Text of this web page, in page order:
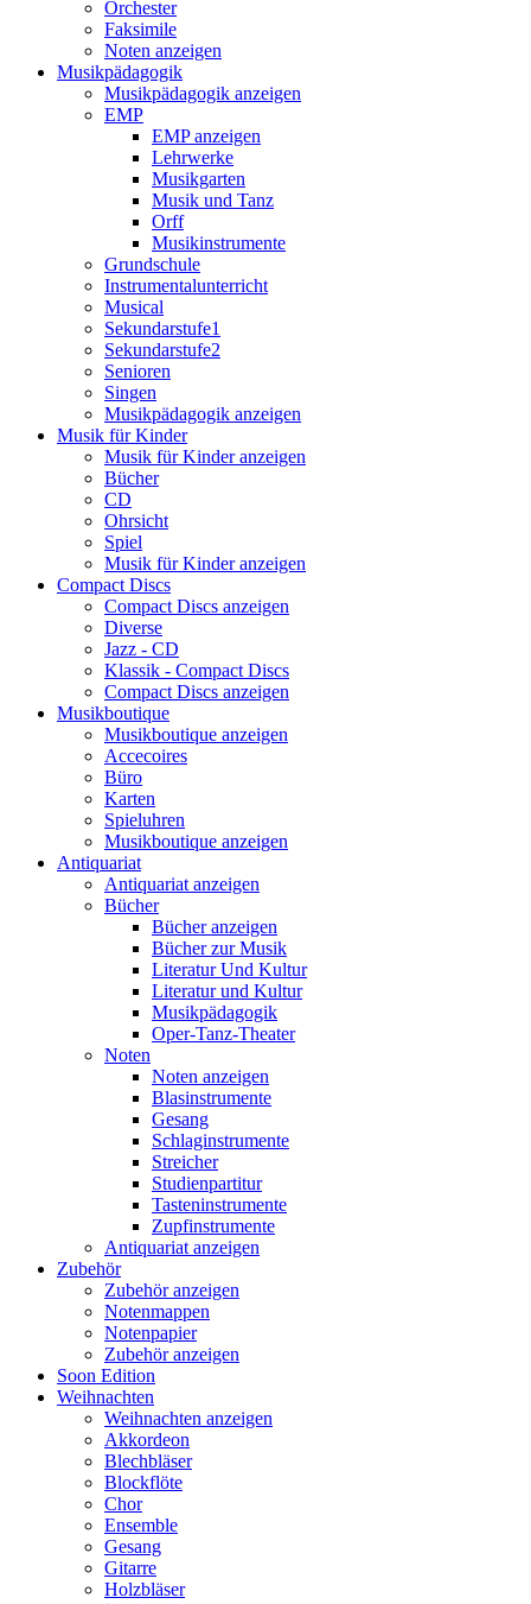
Orchester
Faksimile
Noten anzeigen
Musikpädagogik
Musikpädagogik anzeigen
EMP
EMP anzeigen
Lehrwerke
Musikgarten
Musik und Tanz
Orff
Musikinstrumente
Grundschule
Instrumentalunterricht
Musical
Sekundarstufe1
Sekundarstufe2
Senioren
Singen
Musikpädagogik anzeigen
Musik für Kinder
Musik für Kinder anzeigen
Bücher
CD
Ohrsicht
Spiel
Musik für Kinder anzeigen
Compact Discs
Compact Discs anzeigen
Diverse
Jazz - CD
Klassik - Compact Discs
Compact Discs anzeigen
Musikboutique
Musikboutique anzeigen
Accecoires
Büro
Karten
Spieluhren
Musikboutique anzeigen
Antiquariat
Antiquariat anzeigen
Bücher
Bücher anzeigen
Bücher zur Musik
Literatur Und Kultur
Literatur und Kultur
Musikpädagogik
Oper-Tanz-Theater
Noten
Noten anzeigen
Blasinstrumente
Gesang
Schlaginstrumente
Streicher
Studienpartitur
Tasteninstrumente
Zupfinstrumente
Antiquariat anzeigen
Zubehör
Zubehör anzeigen
Notenmappen
Notenpapier
Zubehör anzeigen
Soon Edition
Weihnachten
Weihnachten anzeigen
Akkordeon
Blechbläser
Blockflöte
Chor
Ensemble
Gesang
Gitarre
Holzbläser